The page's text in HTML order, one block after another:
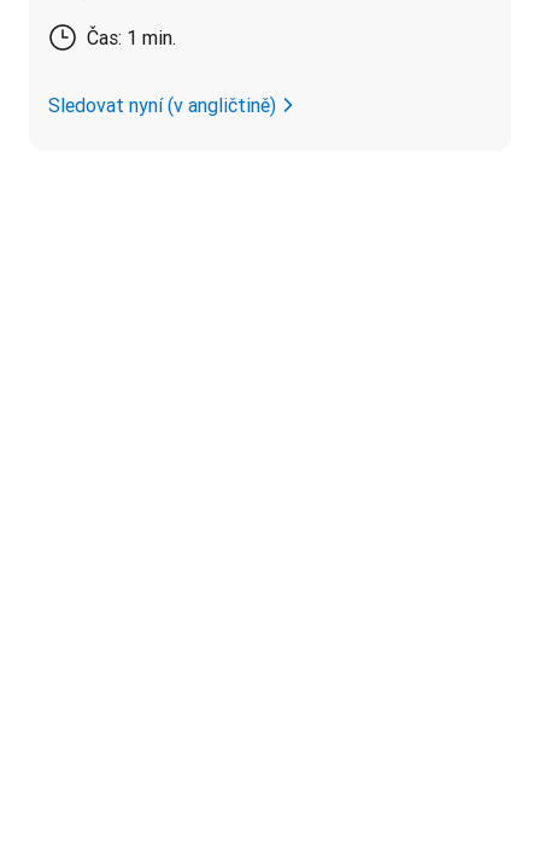
Čas: 1 min.
Sledovat nyní (v angličtině)